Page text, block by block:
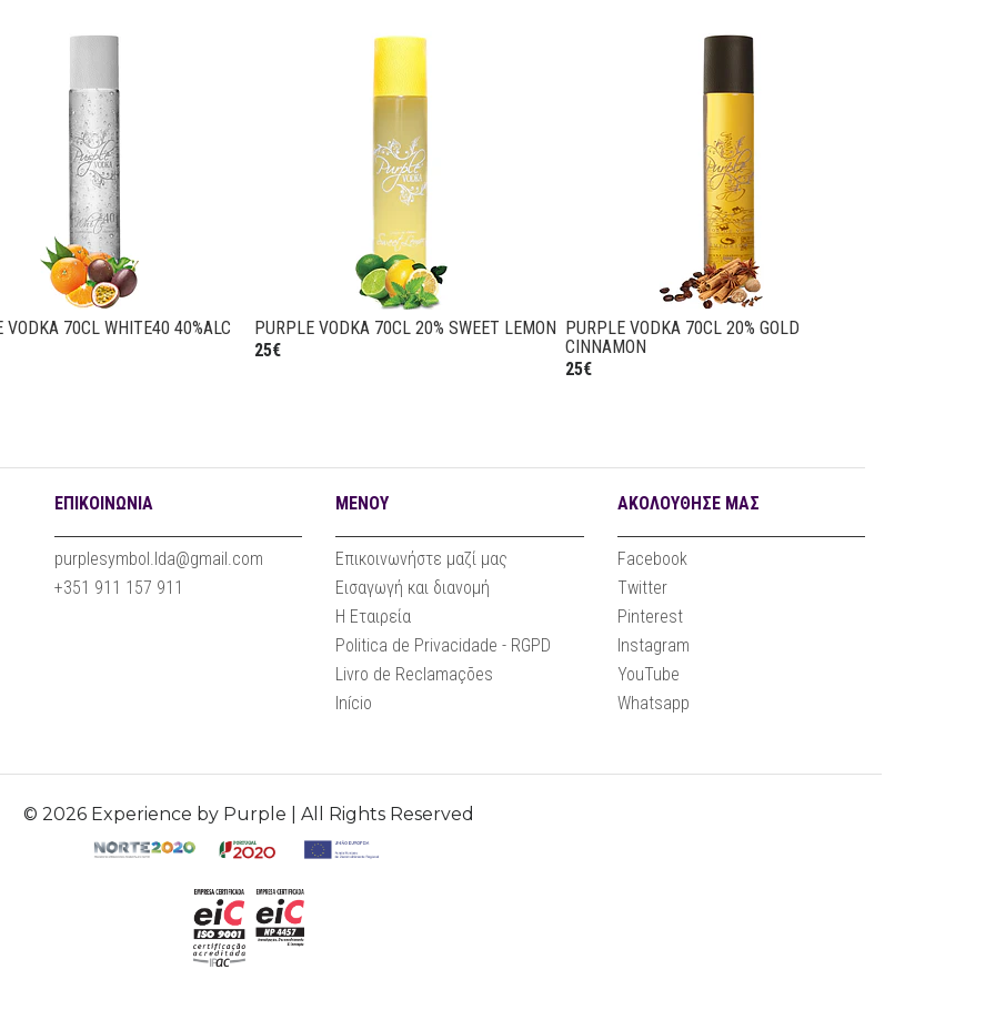
VODKA 70CL WHITE40 40%ALC
PURPLE VODKA 70CL 20% SWEET LEMON
25€
PURPLE VODKA 70CL 20% GOLD
CINNAMON
25€
ΕΠΙΚΟΙΝΩΝΊΑ
purplesymbol.lda@gmail.com
+351 911 157 911
ΜΕΝΟΎ
Επικοινωνήστε μαζί μας
Εισαγωγή και διανομή
Η Εταιρεία
Politica de Privacidade - RGPD
Livro de Reclamações
Início
ΑΚΟΛΟΥΘΗΣΕ ΜΑΣ
Facebook
Twitter
Pinterest
Instagram
YouTube
Whatsapp
© 2026 Experience by Purple | All Rights Reserved